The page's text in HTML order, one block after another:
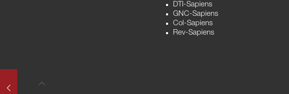
DTI-Sapiens
GNC-Sapiens
Col-Sapiens
Rev-Sapiens